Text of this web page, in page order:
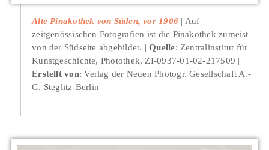
Alte Pinakothek von Süden, vor 1906
Auf
zeitgenössischen Fotografien ist die Pinakothek zumeist
von der Südseite abgebildet.
Quelle: Zentralinstitut für
Kunstgeschichte, Photothek, ZI-0937-01-02-217509
Erstellt von: Verlag der Neuen Photogr. Gesellschaft A.-
G. Steglitz-Berlin